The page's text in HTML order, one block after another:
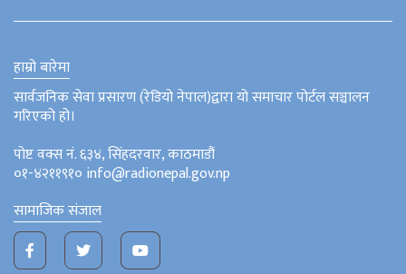
हाम्रो बारेमा
सार्वजनिक सेवा प्रसारण (रेडियो नेपाल)द्वारा यो समाचार पोर्टल सञ्चालन
गरिएको हो।
पोष्ट वक्स नं. ६३४, सिंहदरवार, काठमाडौं
०१-४२११९१० info@radionepal.gov.np
सामाजिक संजाल